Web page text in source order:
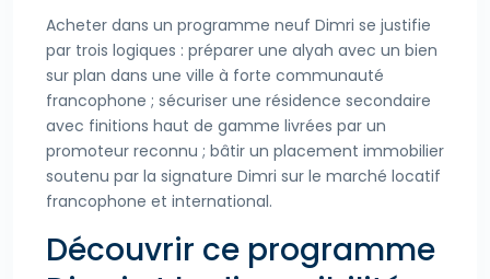
Acheter dans un programme neuf Dimri se justifie
par trois logiques : préparer une alyah avec un bien
sur plan dans une ville à forte communauté
francophone ; sécuriser une résidence secondaire
avec finitions haut de gamme livrées par un
promoteur reconnu ; bâtir un placement immobilier
soutenu par la signature Dimri sur le marché locatif
francophone et international.
Découvrir ce programme